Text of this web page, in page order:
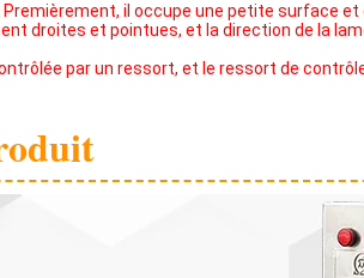
il occupe une petite surface
droites et pointues, et la direction de la
par un ressort, et le ressort de